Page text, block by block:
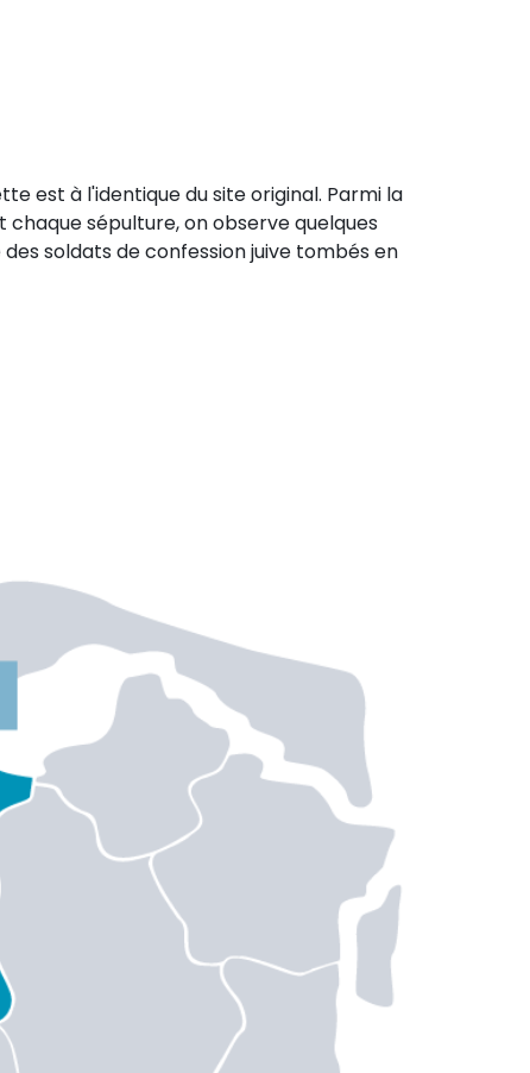
est à l'identique du site original. Parmi la
sépulture, on observe quelques
soldats de confession juive tombés en